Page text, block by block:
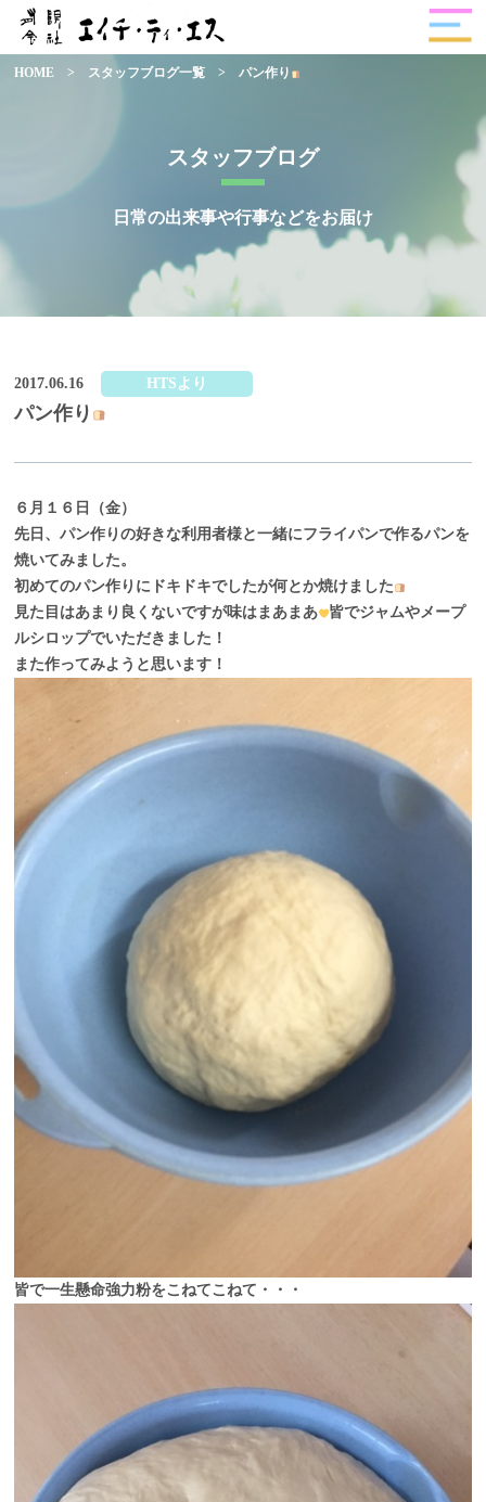
スタッフブログ
日常の出来事や行事などをお届け
HOME > スタッフブログ一覧 > パン作り
2017.06.16 HTSより
パン作り
６月１６日（金）
先日、パン作りの好きな利用者様と一緒にフライパンで作るパンを
焼いてみました。
初めてのパン作りにドキドキでしたが何とか焼けました
見た目はあまり良くないですが味はまあまあ
皆でジャムやメープ
ルシロップでいただきました！
また作ってみようと思います！
皆で一生懸命強力粉をこねてこねて・・・